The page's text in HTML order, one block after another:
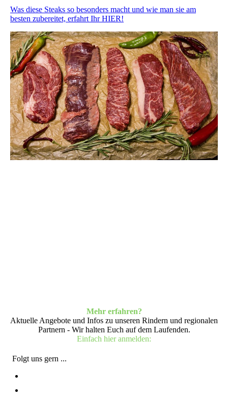
Was diese Steaks so besonders macht und wie man sie am
besten zubereitet, erfahrt Ihr HIER!
Mehr erfahren?
Aktuelle Angebote und Infos zu unseren Rindern und regionalen
Partnern - Wir halten Euch auf dem Laufenden.
Einfach hier anmelden:
Folgt uns gern ...